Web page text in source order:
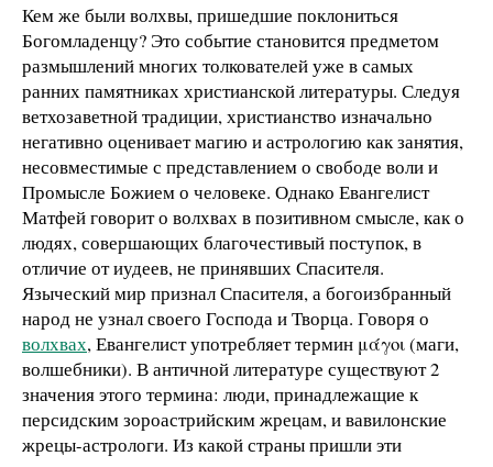
Кем же были волхвы, пришедшие поклониться
Богомладенцу? Это событие становится предметом
размышлений многих толкователей уже в самых
ранних памятниках христианской литературы. Следуя
ветхозаветной традиции, христианство изначально
негативно оценивает магию и астрологию как занятия,
несовместимые с представлением о свободе воли и
Промысле Божием о человеке. Однако Евангелист
Матфей говорит о волхвах в позитивном смысле, как о
людях, совершающих благочестивый поступок, в
отличие от иудеев, не принявших Спасителя.
Языческий мир признал Спасителя, а богоизбранный
народ не узнал своего Господа и Творца. Говоря о
волхвах, Евангелист употребляет термин μάγοι (маги,
волшебники). В античной литературе существуют 2
значения этого термина: люди, принадлежащие к
персидским зороастрийским жрецам, и вавилонские
жрецы-астрологи. Из какой страны пришли эти